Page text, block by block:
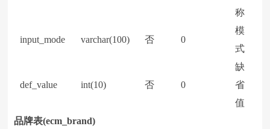
称
input_mode varchar(100) 否 0
模
式
def_value int(10) 否 0
缺
省
值
品牌表(ecm_brand)